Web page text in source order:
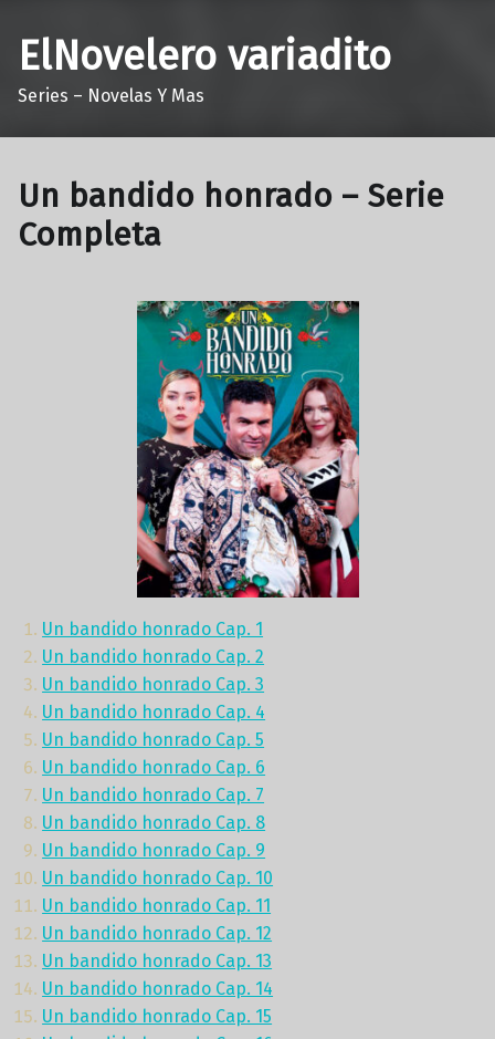
ElNovelero variadito
Series – Novelas Y Mas
Un bandido honrado – Serie
Completa
Un bandido honrado Cap. 1
Un bandido honrado Cap. 2
Un bandido honrado Cap. 3
Un bandido honrado Cap. 4
Un bandido honrado Cap. 5
Un bandido honrado Cap. 6
Un bandido honrado Cap. 7
Un bandido honrado Cap. 8
Un bandido honrado Cap. 9
Un bandido honrado Cap. 10
Un bandido honrado Cap. 11
Un bandido honrado Cap. 12
Un bandido honrado Cap. 13
Un bandido honrado Cap. 14
Un bandido honrado Cap. 15